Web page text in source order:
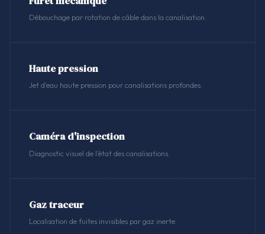
Débouchage par rotation de câble dans la canalisation.
Haute pression
Jet d'eau haute pression pour canalisations profondes.
Caméra d'inspection
Diagnostic visuel de l'état des canalisations.
Gaz traceur
Localisation de fuites invisibles par gaz inerte.